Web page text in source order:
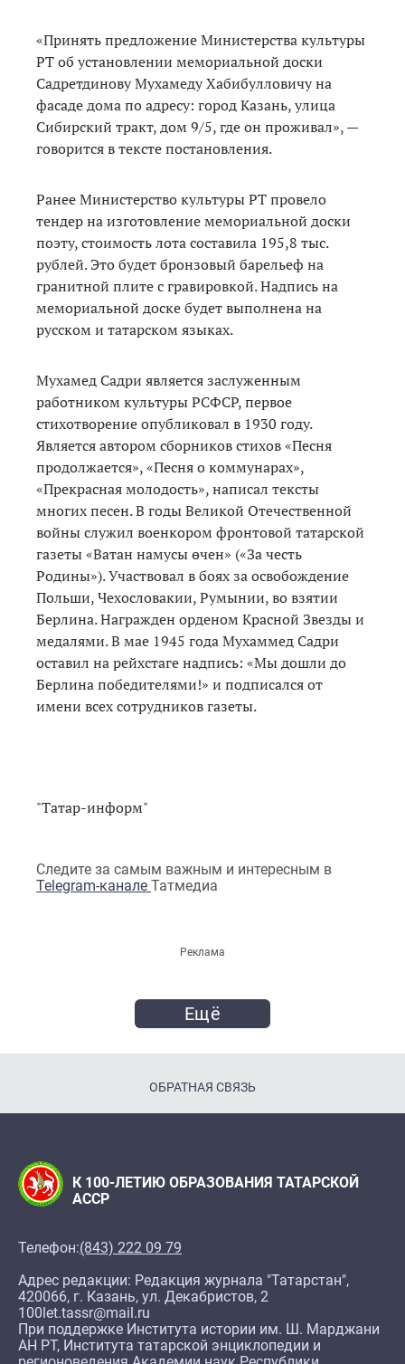
«Принять предложение Министерства культуры
РТ об установлении мемориальной доски
Садретдинову Мухамеду Хабибулловичу на
фасаде дома по адресу: город Казань, улица
Сибирский тракт, дом 9/5, где он проживал», —
говорится в тексте постановления.
Ранее Министерство культуры РТ провело
тендер на изготовление мемориальной доски
поэту, стоимость лота составила 195,8 тыс.
рублей. Это будет бронзовый барельеф на
гранитной плите с гравировкой. Надпись на
мемориальной доске будет выполнена на
русском и татарском языках.
Мухамед Садри является заслуженным
работником культуры РСФСР, первое
стихотворение опубликовал в 1930 году.
Является автором сборников стихов «Песня
продолжается», «Песня о коммунарах»,
«Прекрасная молодость», написал тексты
многих песен. В годы Великой Отечественной
войны служил военкором фронтовой татарской
газеты «Ватан намусы өчен» («За честь
Родины»). Участвовал в боях за освобождение
Польши, Чехословакии, Румынии, во взятии
Берлина. Награжден орденом Красной Звезды и
медалями. В мае 1945 года Мухаммед Садри
оставил на рейхстаге надпись: «Мы дошли до
Берлина победителями!» и подписался от
имени всех сотрудников газеты.
"Татар-информ"
Следите за самым важным и интересным в
Telegram-канале Татмедиа
Реклама
Ещё
ОБРАТНАЯ СВЯЗЬ
К 100-ЛЕТИЮ ОБРАЗОВАНИЯ ТАТАРСКОЙ
АССР
Телефон:(843) 222 09 79
Адрес редакции: Редакция журнала "Татарстан",
420066, г. Казань, ул. Декабристов, 2
100let.tassr@mail.ru
При поддержке Института истории им. Ш. Марджани
АН РТ, Института татарской энциклопедии и